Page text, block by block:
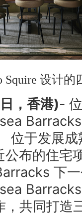
Squire 设计的
，香港)-
位于发展
公布的住宅
下
共同打造